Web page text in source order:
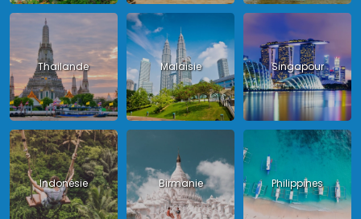
Thailande Malaisie Singapour
Indonésie Birmanie Philippines